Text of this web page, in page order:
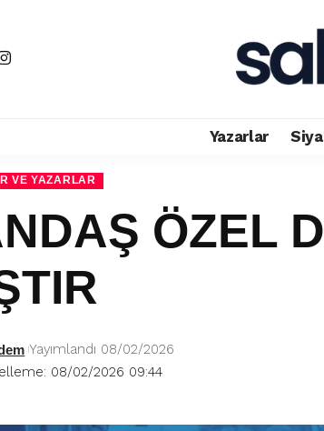
Yazarlar
VE YAZARLAR
ÖZEL
08/02/2026 09:44
Yayımlandı 08/02/2026